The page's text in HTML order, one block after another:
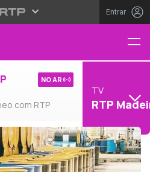
Entrar
com RTP
NO AR
TV
RTP